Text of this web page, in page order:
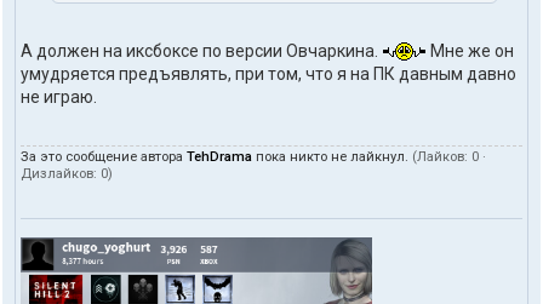
А должен на иксбоксе по версии Овчаркина.
Мне же он
умудряется предъявлять, при том, что я на ПК давным давно
не играю.
За это сообщение автора TehDrama пока никто не лайкнул. (Лайков: 0 ·
Дизлайков: 0)